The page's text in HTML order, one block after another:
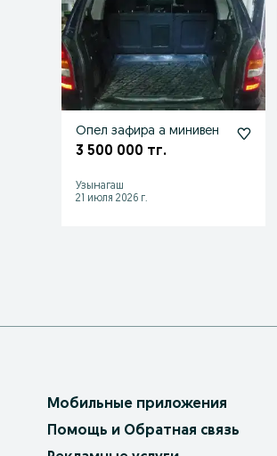
Опел зафира а минивен
3 500 000 тг.
Узынагаш
21 июля 2026 г.
Мобильные приложения
Помощь и Обратная связь